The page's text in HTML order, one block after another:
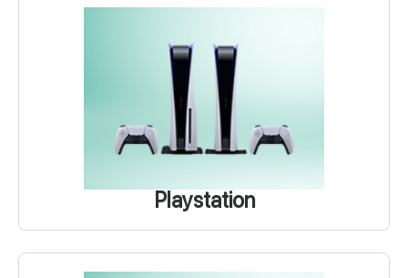
Playstation